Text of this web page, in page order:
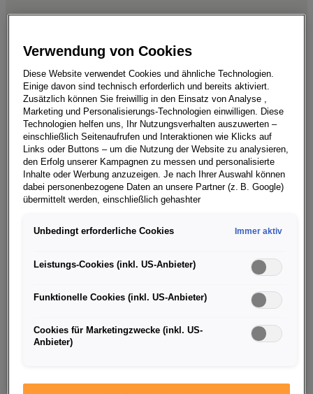
Wir möchten die Welt
bewegen
Möchtest du Teil des führenden
Automobilhändlers in Europa sein und bei der
Gestaltung von Mobilitätslösungen aller Art
mitwirken? Unsere Leidenschaft ist es,
unseren Kund:innen durch eine einzigartige
Kombination aus der Expertise unserer
Mitarbeiter:innen, Serviceorientierung und
Innovationskraft ein herausragendes
Mobilitätserlebnis zu bieten.
Werde Teil unseres Teams imVerbund Tirol
und gestalte die Zukunft der Mobilität mit!
Verwendung von Cookies
Diese Website verwendet Cookies und ähnliche Technologien.
Einige davon sind technisch erforderlich und bereits aktiviert.
Zusätzlich können Sie freiwillig in den Einsatz von Analyse ,
Marketing und Personalisierungs-Technologien einwilligen. Diese
Technologien helfen uns, Ihr Nutzungsverhalten auszuwerten –
einschließlich Seitenaufrufen und Interaktionen wie Klicks auf
Links oder Buttons – um die Nutzung der Website zu analysieren,
den Erfolg unserer Kampagnen zu messen und personalisierte
Inhalte oder Werbung anzuzeigen. Je nach Ihrer Auswahl können
dabei personenbezogene Daten an unsere Partner (z. B. Google)
übermittelt werden, einschließlich gehashter
(z. B. E Mail Adresse oder Telefonnummer).
Dienste der Google Ireland Ltd., die personenbezogene Daten an
die Google LLC in den USA weiterleiten kann. In den USA besteht
und eingeschränkte Rechtsschutzmöglichkeiten können nicht
von Standardvertragsklauseln der Europäischen Kommission.
Unbedingt erforderliche Cookies Immer aktiv
Leistungs-Cookies (inkl. US-Anbieter)
Funktionelle Cookies (inkl. US-Anbieter)
Cookies für Marketingzwecke (inkl. US-
Anbieter)